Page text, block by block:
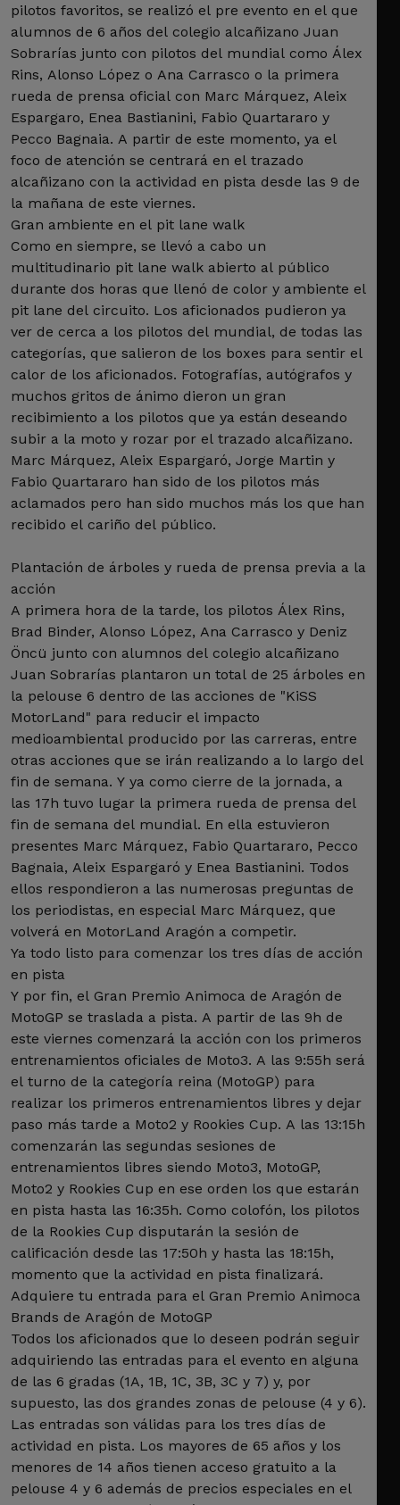
pilotos favoritos, se realizó el pre evento en el que
alumnos de 6 años del colegio alcañizano Juan
Sobrarías junto con pilotos del mundial como Álex
Rins, Alonso López o Ana Carrasco o la primera
rueda de prensa oficial con Marc Márquez, Aleix
Espargaro, Enea Bastianini, Fabio Quartararo y
Pecco Bagnaia. A partir de este momento, ya el
foco de atención se centrará en el trazado
alcañizano con la actividad en pista desde las 9 de
la mañana de este viernes.
Gran ambiente en el pit lane walk
Como en siempre, se llevó a cabo un
multitudinario pit lane walk abierto al público
durante dos horas que llenó de color y ambiente el
pit lane del circuito. Los aficionados pudieron ya
ver de cerca a los pilotos del mundial, de todas las
categorías, que salieron de los boxes para sentir el
calor de los aficionados. Fotografías, autógrafos y
muchos gritos de ánimo dieron un gran
recibimiento a los pilotos que ya están deseando
subir a la moto y rozar por el trazado alcañizano.
Marc Márquez, Aleix Espargaró, Jorge Martin y
Fabio Quartararo han sido de los pilotos más
aclamados pero han sido muchos más los que han
recibido el cariño del público.
Plantación de árboles y rueda de prensa previa a la
acción
A primera hora de la tarde, los pilotos Álex Rins,
Brad Binder, Alonso López, Ana Carrasco y Deniz
Öncü junto con alumnos del colegio alcañizano
Juan Sobrarías plantaron un total de 25 árboles en
la pelouse 6 dentro de las acciones de "KiSS
MotorLand" para reducir el impacto
medioambiental producido por las carreras, entre
otras acciones que se irán realizando a lo largo del
fin de semana. Y ya como cierre de la jornada, a
las 17h tuvo lugar la primera rueda de prensa del
fin de semana del mundial. En ella estuvieron
presentes Marc Márquez, Fabio Quartararo, Pecco
Bagnaia, Aleix Espargaró y Enea Bastianini. Todos
ellos respondieron a las numerosas preguntas de
los periodistas, en especial Marc Márquez, que
volverá en MotorLand Aragón a competir.
Ya todo listo para comenzar los tres días de acción
en pista
Y por fin, el Gran Premio Animoca de Aragón de
MotoGP se traslada a pista. A partir de las 9h de
este viernes comenzará la acción con los primeros
entrenamientos oficiales de Moto3. A las 9:55h será
el turno de la categoría reina (MotoGP) para
realizar los primeros entrenamientos libres y dejar
paso más tarde a Moto2 y Rookies Cup. A las 13:15h
comenzarán las segundas sesiones de
entrenamientos libres siendo Moto3, MotoGP,
Moto2 y Rookies Cup en ese orden los que estarán
en pista hasta las 16:35h. Como colofón, los pilotos
de la Rookies Cup disputarán la sesión de
calificación desde las 17:50h y hasta las 18:15h,
momento que la actividad en pista finalizará.
Adquiere tu entrada para el Gran Premio Animoca
Brands de Aragón de MotoGP
Todos los aficionados que lo deseen podrán seguir
adquiriendo las entradas para el evento en alguna
de las 6 gradas (1A, 1B, 1C, 3B, 3C y 7) y, por
supuesto, las dos grandes zonas de pelouse (4 y 6).
Las entradas son válidas para los tres días de
actividad en pista. Los mayores de 65 años y los
menores de 14 años tienen acceso gratuito a la
pelouse 4 y 6 además de precios especiales en el